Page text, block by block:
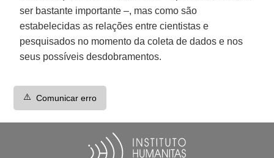
ser bastante importante –, mas como são
estabelecidas as relações entre cientistas e
pesquisados no momento da coleta de dados e nos
seus possíveis desdobramentos.
⚠️ Comunicar erro